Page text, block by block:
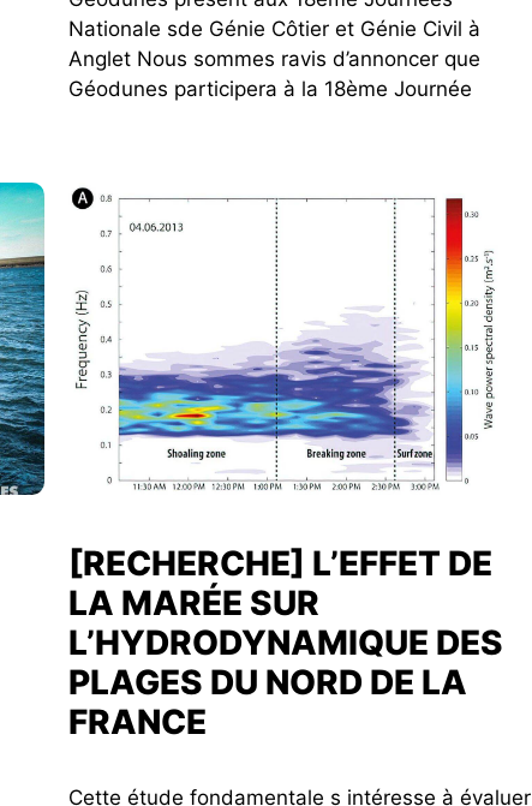
Nationale sde Génie Côtier et Génie Civil à
Anglet Nous sommes ravis d’annoncer que
Géodunes participera à la 18ème Journée
[RECHERCHE] L’EFFET DE
LA MARÉE SUR
L’HYDRODYNAMIQUE DES
PLAGES DU NORD DE LA
FRANCE
Cette étude fondamentale s intéresse à évaluer